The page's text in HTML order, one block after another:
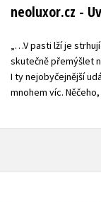
neoluxor.cz -
„…V pasti lží je
skutečně přemýšlet
I ty nejobyčejnější
mnohem víc.